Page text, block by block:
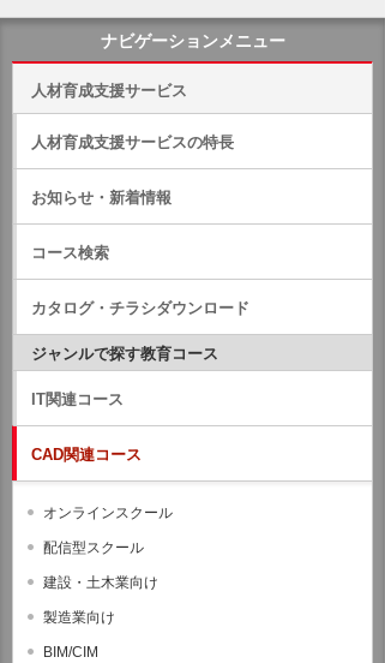
ナビゲーションメニュー
人材育成支援サービス
人材育成支援サービスの特長
お知らせ・新着情報
コース検索
カタログ・チラシダウンロード
ジャンルで探す教育コース
IT関連コース
CAD関連コース
オンラインスクール
配信型スクール
建設・土木業向け
製造業向け
BIM/CIM